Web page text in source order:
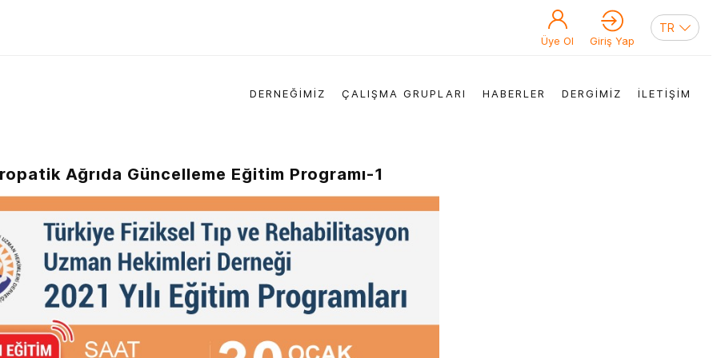
Üye Ol Giriş Yap
DERNEĞİMİZ ÇALIŞMA GRUPLARI HABERLER DERGİMİZ İLETİŞİM
Ağrıda Güncelleme Eğitim Programı-1